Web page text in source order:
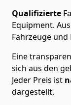
Qualifizierte
Equipment.
Fahrzeuge
Eine
sich aus den
Jeder Preis ist
dargestellt.